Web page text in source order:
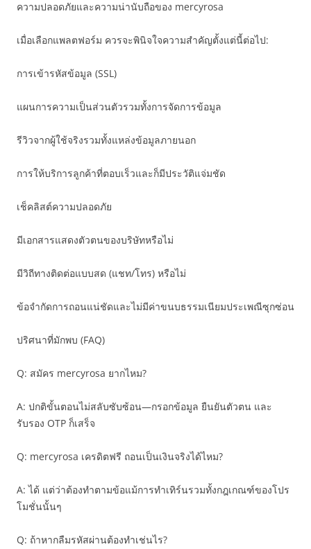
ความปลอดภัยและความน่านับถือของ mercyrosa
เมื่อเลือกแพลตฟอร์ม ควรจะพินิจใจความสำคัญตั้งแต่นี้ต่อไป:
การเข้ารหัสข้อมูล (SSL)
แผนการความเป็นส่วนตัวรวมทั้งการจัดการข้อมูล
รีวิวจากผู้ใช้จริงรวมทั้งแหล่งข้อมูลภายนอก
การให้บริการลูกค้าที่ตอบเร็วและก็มีประวัติแจ่มชัด
เช็คลิสต์ความปลอดภัย
มีเอกสารแสดงตัวตนของบริษัทหรือไม่
มีวิถีทางติดต่อแบบสด (แชท/โทร) หรือไม่
ข้อจำกัดการถอนแน่ชัดและไม่มีค่าขนบธรรมเนียมประเพณีซุกซ่อน
ปริศนาที่มักพบ (FAQ)
Q: สมัคร mercyrosa ยากไหม?
A: ปกติขั้นตอนไม่สลับซับซ้อน—กรอกข้อมูล ยืนยันตัวตน และ
รับรอง OTP ก็เสร็จ
Q: mercyrosa เครดิตฟรี ถอนเป็นเงินจริงได้ไหม?
A: ได้ แต่ว่าต้องทำตามข้อแม้การทำเทิร์นรวมทั้งกฎเกณฑ์ของโปร
โมชั่นนั้นๆ
Q: ถ้าหากลืมรหัสผ่านต้องทำเช่นไร?